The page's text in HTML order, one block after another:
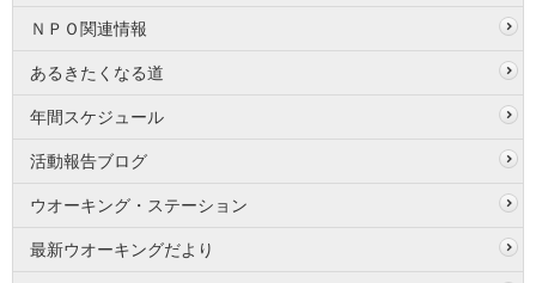
ＮＰＯ関連情報
あるきたくなる道
年間スケジュール
活動報告ブログ
ウオーキング・ステーション
最新ウオーキングだより